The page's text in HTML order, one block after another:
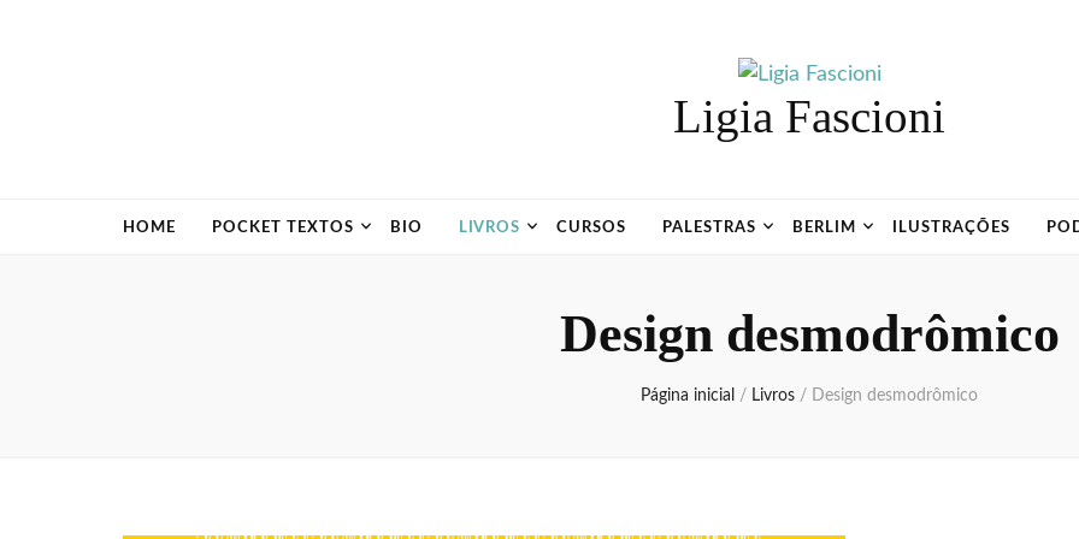
Ligia Fascioni
HOME POCKET TEXTOS BIO LIVROS CURSOS PALESTRAS BERLIM ILUSTRAÇÕES
Design desmodrômico
Página inicial / Livros / Design desmodrômico